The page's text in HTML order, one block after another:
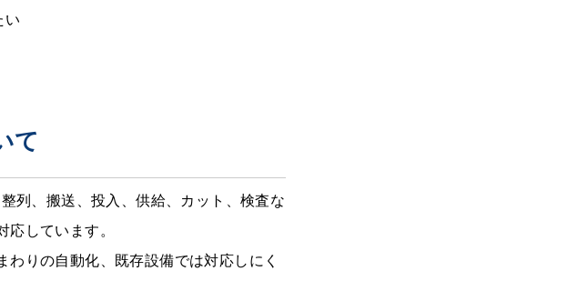
い
て
列、搬送、投入、供給、カット、検査な
しています。
りの自動化、既存設備では対応しにく